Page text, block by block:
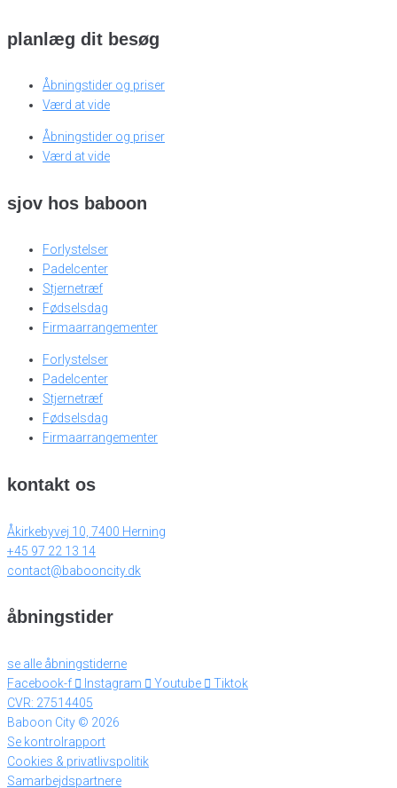
planlæg dit besøg
Åbningstider og priser
Værd at vide
Åbningstider og priser
Værd at vide
sjov hos baboon
Forlystelser
Padelcenter
Stjernetræf
Fødselsdag
Firmaarrangementer
Forlystelser
Padelcenter
Stjernetræf
Fødselsdag
Firmaarrangementer
kontakt os
Åkirkebyvej 10, 7400 Herning
+45 97 22 13 14
contact@babooncity.dk
åbningstider
se alle åbningstiderne
Facebook-f
Instagram Youtube
Tiktok
CVR: 27514405
Baboon City © 2026
Se kontrolrapport
Cookies & privatlivspolitik
Samarbejdspartnere